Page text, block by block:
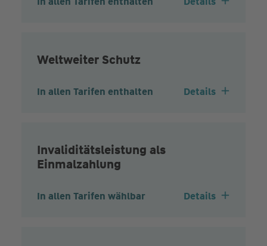
Weltweiter Schutz
In allen Tarifen enthalten Details
Invaliditätsleistung als
Einmalzahlung
In allen Tarifen wählbar Details